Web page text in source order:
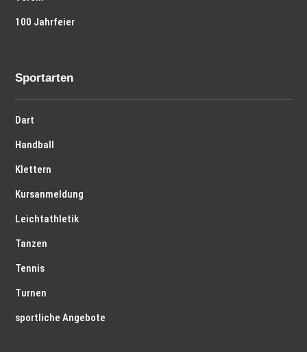
100 Jahrfeier
Sportarten
Dart
Handball
Klettern
Kursanmeldung
Leichtathletik
Tanzen
Tennis
Turnen
sportliche Angebote